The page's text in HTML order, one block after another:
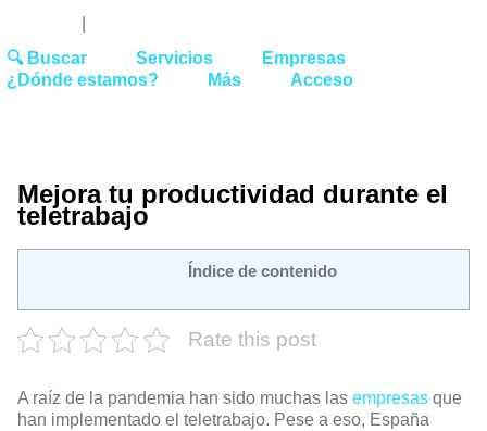
🔍 Buscar Servicios
Empresas
¿Dónde estamos?
Más Acceso
Mejora tu productividad durante el
teletrabajo
Índice de contenido
Rate this post
A raíz de la pandemia han sido muchas las empresas que
han implementado el teletrabajo. Pese a eso, España